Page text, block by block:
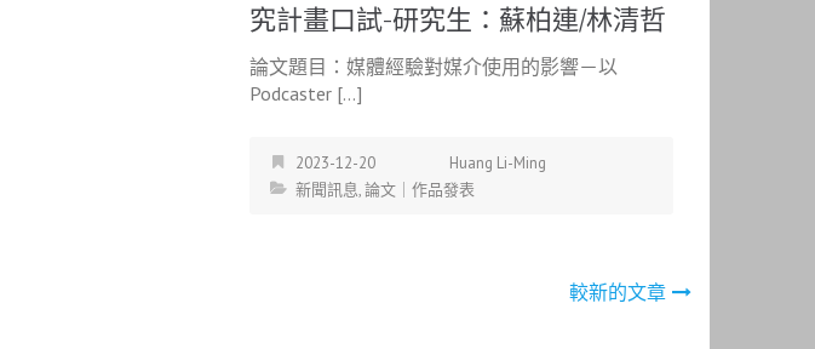
究計畫口試-研究生：蘇柏連/林清哲
論文題目：媒體經驗對媒介使用的影響－以
Podcaster […]
2023-12-20
Huang Li-Ming
新聞訊息,論文｜作品發表
較新的文章